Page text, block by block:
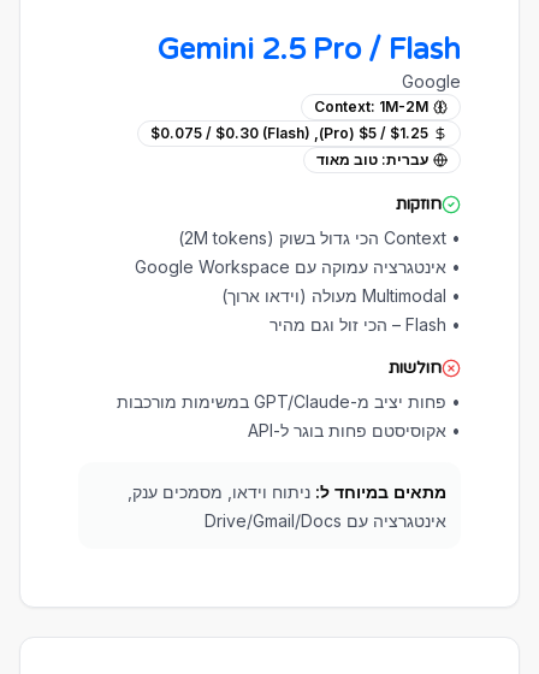
Gemini 2.5 Pro / Flash
Google
Context: 1M-2M
$1.25 / $5 (Pro), $0.075 / $0.30 (Flash)
עברית: טוב מאוד
חוזקות
• Context הכי גדול בשוק (2M tokens)
• אינטגרציה עמוקה עם Google Workspace
• Multimodal מעולה (וידאו ארוך)
• Flash – הכי זול וגם מהיר
חולשות
• פחות יציב מ-GPT/Claude במשימות מורכבות
• אקוסיסטם פחות בוגר ל-API
מתאים במיוחד ל: ניתוח וידאו, מסמכים ענק,
אינטגרציה עם Drive/Gmail/Docs